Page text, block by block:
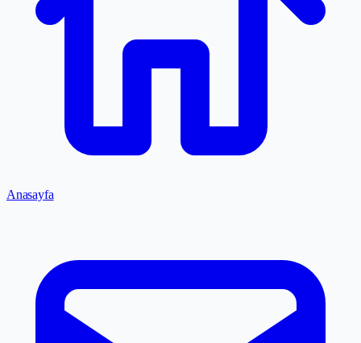
Anasayfa